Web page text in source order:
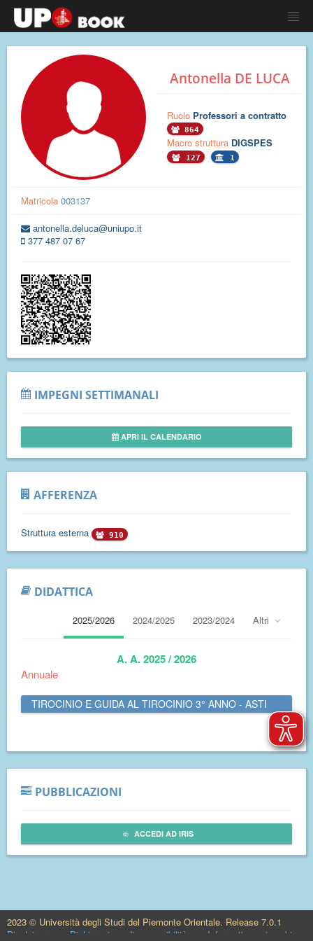
Antonella DE LUCA
Ruolo Professori a contratto
864
Macro struttura DIGSPES
127 1
Matricola 003137
antonella.deluca@uniupo.it
377 487 07 67
IMPEGNI SETTIMANALI
APRI IL CALENDARIO
AFFERENZA
Struttura esterna 910
DIDATTICA
2025/2026 2024/2025 2023/2024 Altri
A. A. 2025 / 2026
Annuale
TIROCINIO E GUIDA AL TIROCINIO 3° ANNO - ASTI
PUBBLICAZIONI
ACCEDI AD IRIS
2023 © Università degli Studi del Piemonte Orientale. Release 7.0.1
Disclaimer
Dichiarazione di accessibilità
Informativa sui cookie